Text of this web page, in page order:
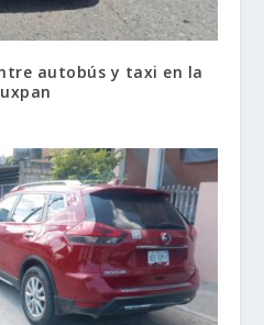
autobús y taxi en la